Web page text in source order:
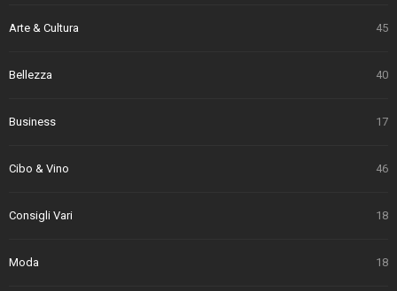
Arte & Cultura 45
Bellezza 40
Business 17
Cibo & Vino 46
Consigli Vari 18
Moda 18